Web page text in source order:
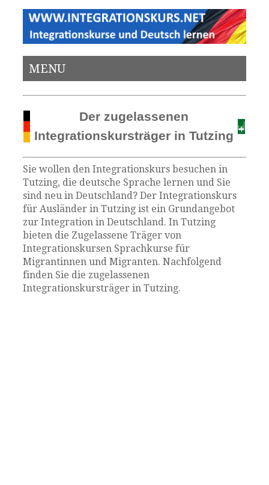
MENU
Der zugelassenen
Integrationskursträger in Tutzing
Sie wollen den Integrationskurs besuchen in
Tutzing, die deutsche Sprache lernen und Sie
sind neu in Deutschland? Der Integrationskurs
für Ausländer in Tutzing ist ein Grundangebot
zur Integration in Deutschland. In Tutzing
bieten die Zugelassene Träger von
Integrationskursen Sprachkurse für
Migrantinnen und Migranten. Nachfolgend
finden Sie die zugelassenen
Integrationskursträger in Tutzing.